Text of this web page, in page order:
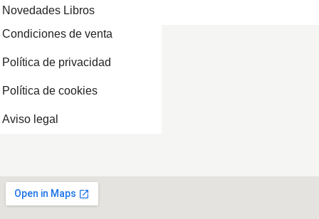
Novedades Libros
Condiciones de venta
Política de privacidad
Política de cookies
Aviso legal